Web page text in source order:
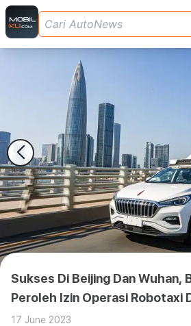
Sukses Di Beijing Dan Wuhan,
Peroleh Izin Operasi Robotaxi
17 June 2023